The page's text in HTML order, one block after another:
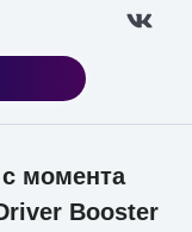
момента
Booster